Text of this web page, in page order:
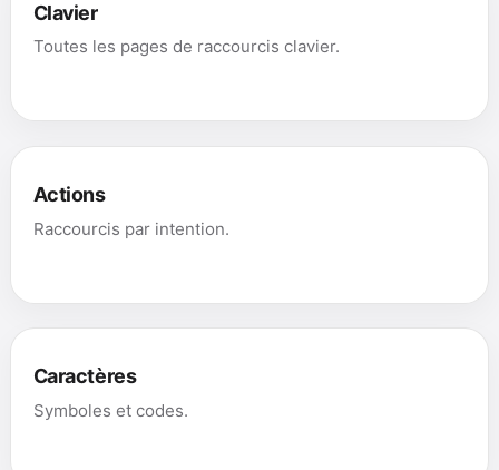
Clavier
Toutes les pages de raccourcis clavier.
Actions
Raccourcis par intention.
Caractères
Symboles et codes.